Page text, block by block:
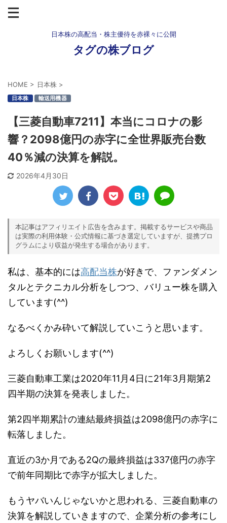
日本株の高配当・株主優待を赤裸々に公開
タグの株ブログ
HOME > 日本株 >
日本株 輸送用機器
【三菱自動車7211】本当にコロナの影
響？2098億円の赤字に全世界販売台数
40％減の決算を解説。
2026年4月30日
本記事はアフィリエイト広告を含みます。掲載するサービスや商品
は実際の利用体験・公式情報に基づき選定していますが、提携プロ
グラムにより収益が発生する場合があります。
私は、基本的には高配当株が好きで、ファンダメン
タルとテクニカル分析をしつつ、バリュー株を購入
しています(^^)
なるべくかみ砕いて解説していこうと思います。
よろしくお願いします(^^)
三菱自動車工業は2020年11月4日に21年3月期第2
四半期の決算を発表しました。
第2四半期累計の連結最終損益は2098億円の赤字に
転落しました。
直近の3か月である2Qの最終損益は337億円の赤字
で前年同期比で赤字が拡大しました。
もうヤバいんじゃないかと思われる、三菱自動車の
決算を解説していきますので、企業分析の参考にし